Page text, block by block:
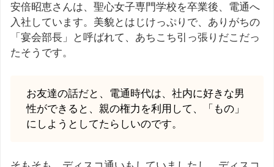
安倍昭恵さんは、聖心女子専門学校を卒業後、電通へ
入社しています。美貌とはじけっぷりで、ありがちの
「宴会部長」と呼ばれて、あちこち引っ張りだこだっ
たそうです。
お友達の話だと、電通時代は、社内に好きな男
性ができると、親の権力を利用して、「もの」
にしようとしてたらしいのです。